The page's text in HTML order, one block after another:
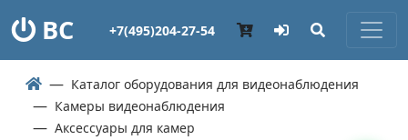
ВС +7(495)204-27-54
Каталог оборудования для видеонаблюдения
Камеры видеонаблюдения
Аксессуары для камер